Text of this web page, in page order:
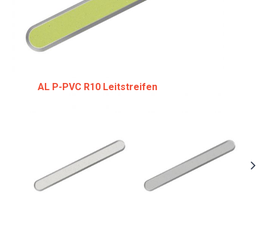
AL P-PVC R10 Leitstreifen